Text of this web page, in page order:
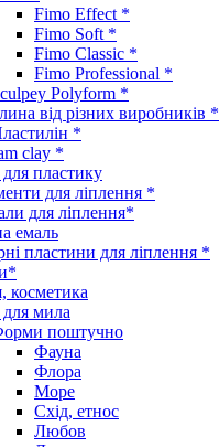
Fimo Effect *
Fimo Soft *
Fimo Classic *
Fimo Professional *
Polyform *
від різних виробників *
*
clay *
пластику
для ліплення *
для ліплення*
емаль
пластини для ліплення *
косметика
мила
поштучно
Фауна
Флора
Море
Схід, етнос
Любов